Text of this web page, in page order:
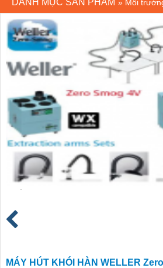
DANH MỤC SẢN PHẨM » Môi
MÁY HÚT KHÓI HÀN WELLER